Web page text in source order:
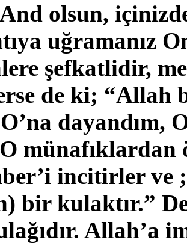
And olsun,
uğramanız
şefkatlidir,
de ki; “Allah
dayandım,
O münafıklardan
incitirler ve
bir kulaktır.”
Allah’a